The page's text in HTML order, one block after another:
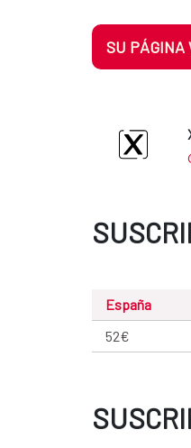
SU PÁGINA
España
52€